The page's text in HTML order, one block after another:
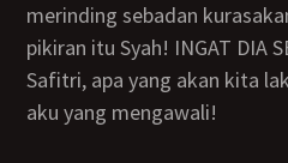
merinding sebadan
pikiran itu Syah! INGAT DIA
Safitri, apa yang akan kita lakukan sepenuhnya bukan
aku yang mengawali!